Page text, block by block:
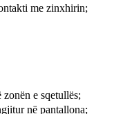
me zinxhirin;
e sqetullës;
në pantallona;